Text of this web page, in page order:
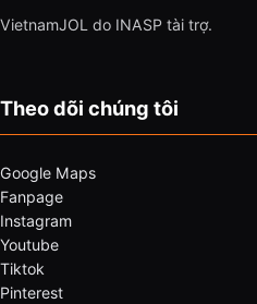
VietnamJOL do INASP tài trợ.
Theo dõi chúng tôi
Google Maps
Fanpage
Instagram
Youtube
Tiktok
Pinterest